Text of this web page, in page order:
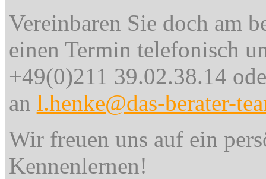
Vereinbaren Sie doch am
einen Termin telefonisch
+49(0)211 39.02.38.14
an l.henke@das-berater-
Wir freuen uns auf ein
Kennenlernen!